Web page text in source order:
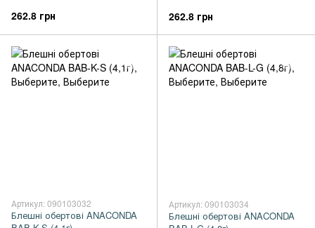
262.8 грн 262.8 грн
Артикул: 090103032
Блешні обертові ANACONDA
Артикул: 090103034
Блешні обертові ANACONDA